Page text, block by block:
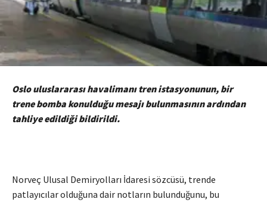
Oslo uluslararası havalimanı tren istasyonunun, bir
trene bomba konulduğu mesajı bulunmasının ardından
tahliye edildiği bildirildi.
Norveç Ulusal Demiryolları İdaresi sözcüsü, trende
patlayıcılar olduğuna dair notların bulunduğunu, bu